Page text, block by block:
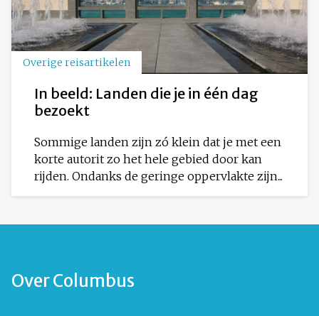
Overige reisartikelen
In beeld: Landen die je in één dag
bezoekt
Sommige landen zijn zó klein dat je met een
korte autorit zo het hele gebied door kan
rijden. Ondanks de geringe oppervlakte zijn...
Over Columbus